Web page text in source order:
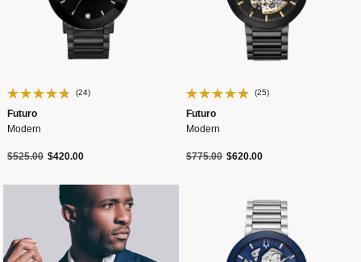
(24)
Futuro
Modern
Precio reducido de
$525.00a$420.00
(25)
Futuro
Modern
Precio reducido de
$775.00a$620.00